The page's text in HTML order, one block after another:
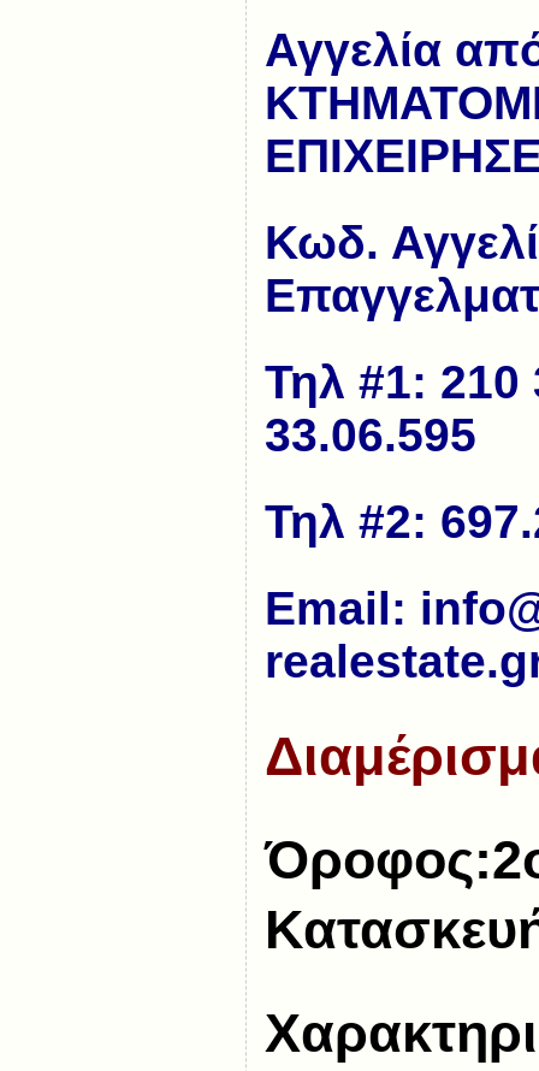
Αγγελία
Κωδ.
Τηλ #1: 210
33.06.595
Τηλ #2:
Εmail: